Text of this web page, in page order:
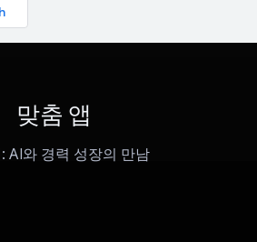
맞춤 앱
AI와 경력 성장의 만남